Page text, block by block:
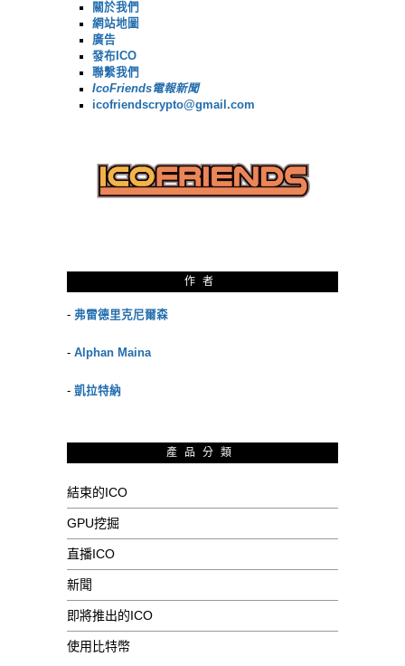
關於我們
網站地圖
廣告
發布ICO
聯繫我們
IcoFriends電報新聞
icofriendscrypto@gmail.com
作者
- 弗雷德里克尼爾森
- Alphan Maina
- 凱拉特納
產品分類
結束的ICO
GPU挖掘
直播ICO
新聞
即將推出的ICO
使用比特幣